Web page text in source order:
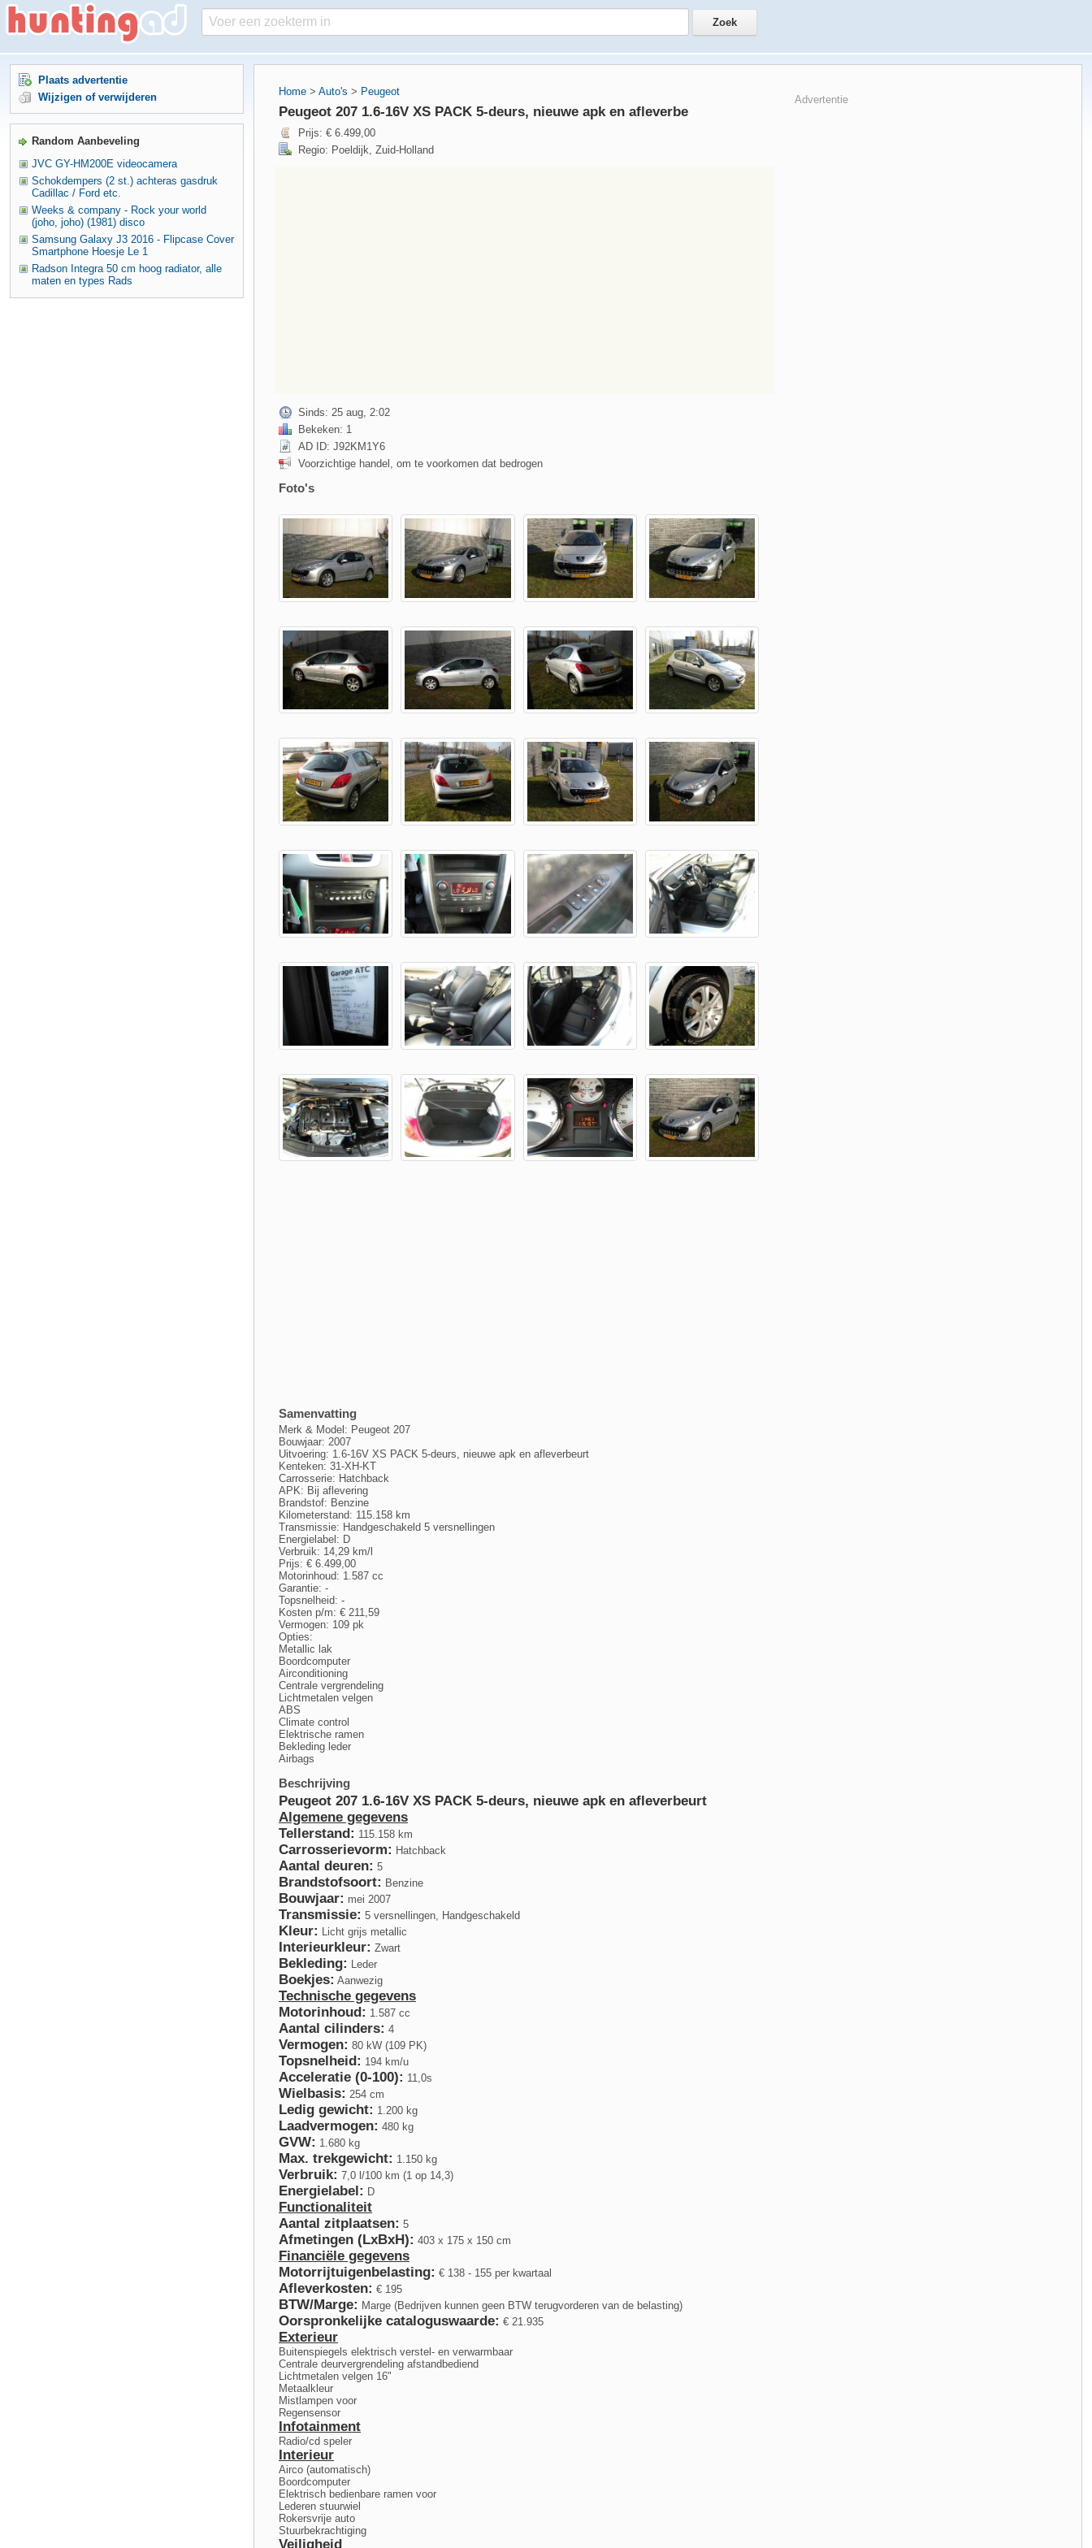
Home > Auto's > Peugeot
Peugeot 207 1.6-16V XS PACK 5-deurs, nieuwe apk en afleverbe
Prijs: € 6.499,00
Regio: Poeldijk, Zuid-Holland
Sinds: 25 aug, 2:02
Bekeken: 1
AD ID: J92KM1Y6
Voorzichtige handel, om te voorkomen dat bedrogen
Foto's
Samenvatting
Merk & Model: Peugeot 207
Bouwjaar: 2007
Uitvoering: 1.6-16V XS PACK 5-deurs, nieuwe apk en afleverbeurt
Kenteken: 31-XH-KT
Carrosserie: Hatchback
APK: Bij aflevering
Brandstof: Benzine
Kilometerstand: 115.158 km
Transmissie: Handgeschakeld 5 versnellingen
Energielabel: D
Verbruik: 14,29 km/l
Prijs: € 6.499,00
Motorinhoud: 1.587 cc
Garantie: -
Topsnelheid: -
Kosten p/m: € 211,59
Vermogen: 109 pk
Opties:
Metallic lak
Boordcomputer
Airconditioning
Centrale vergrendeling
Lichtmetalen velgen
ABS
Climate control
Elektrische ramen
Bekleding leder
Airbags
Beschrijving
Peugeot 207 1.6-16V XS PACK 5-deurs, nieuwe apk en afleverbeurt
Algemene gegevens
Tellerstand: 115.158 km
Carrosserievorm: Hatchback
Aantal deuren: 5
Brandstofsoort: Benzine
Bouwjaar: mei 2007
Transmissie: 5 versnellingen, Handgeschakeld
Kleur: Licht grijs metallic
Interieurkleur: Zwart
Bekleding: Leder
Boekjes: Aanwezig
Technische gegevens
Motorinhoud: 1.587 cc
Aantal cilinders: 4
Vermogen: 80 kW (109 PK)
Topsnelheid: 194 km/u
Acceleratie (0-100): 11,0s
Wielbasis: 254 cm
Ledig gewicht: 1.200 kg
Laadvermogen: 480 kg
GVW: 1.680 kg
Max. trekgewicht: 1.150 kg
Verbruik: 7,0 l/100 km (1 op 14,3)
Energielabel: D
Functionaliteit
Aantal zitplaatsen: 5
Afmetingen (LxBxH): 403 x 175 x 150 cm
Financiële gegevens
Motorrijtuigenbelasting: € 138 - 155 per kwartaal
Afleverkosten: € 195
BTW/Marge: Marge (Bedrijven kunnen geen BTW terugvorderen van de belasting)
Oorspronkelijke cataloguswaarde: € 21.935
Exterieur
Buitenspiegels elektrisch verstel- en verwarmbaar
Centrale deurvergrendeling afstandbediend
Lichtmetalen velgen 16"
Metaalkleur
Mistlampen voor
Regensensor
Infotainment
Radio/cd speler
Interieur
Airco (automatisch)
Boordcomputer
Elektrisch bedienbare ramen voor
Lederen stuurwiel
Rokersvrije auto
Stuurbekrachtiging
Veiligheid
Advertentie
Plaats advertentie
Wijzigen of verwijderen
Random Aanbeveling
JVC GY-HM200E videocamera
Schokdempers (2 st.) achteras gasdruk
Cadillac / Ford etc.
Weeks & company - Rock your world
(joho, joho) (1981) disco
Samsung Galaxy J3 2016 - Flipcase Cover
Smartphone Hoesje Le 1
Radson Integra 50 cm hoog radiator, alle
maten en types Rads